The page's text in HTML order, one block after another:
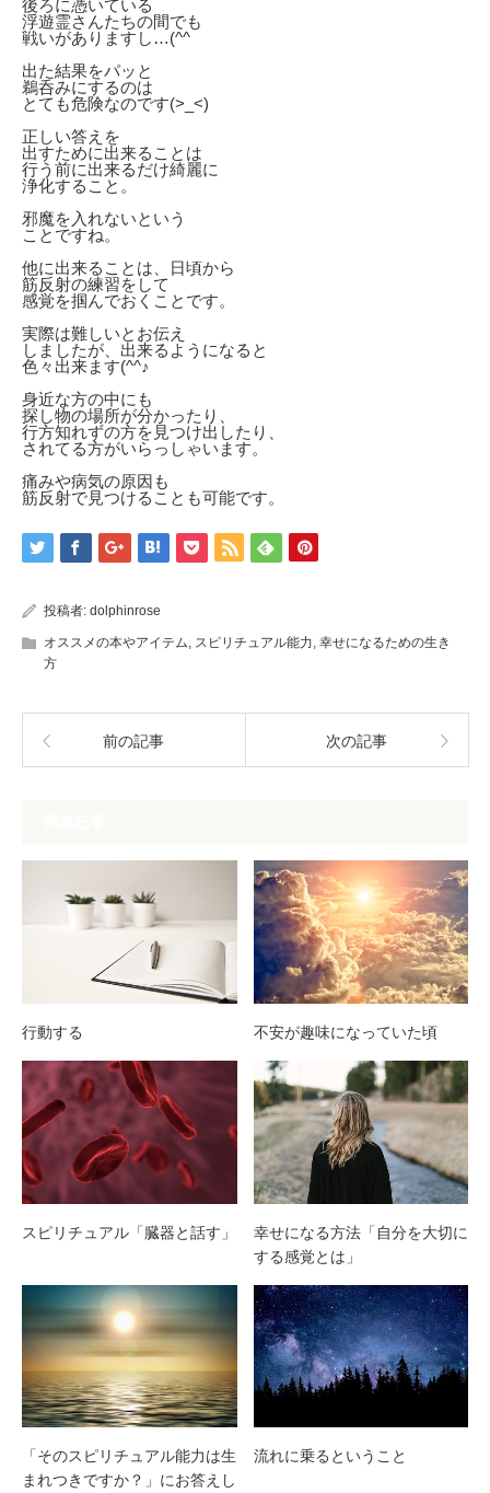
後ろに憑いている
浮遊霊さんたちの間でも
戦いがありますし…(^^ゞ
出た結果をパッと
鵜呑みにするのは
とても危険なのです(>_<)
正しい答えを
出すために出来ることは
行う前に出来るだけ綺麗に
浄化すること。
邪魔を入れないという
ことですね。
他に出来ることは、日頃から
筋反射の練習をして
感覚を掴んでおくことです。
実際は難しいとお伝え
しましたが、出来るようになると
色々出来ます(^^♪
身近な方の中にも
探し物の場所が分かったり、
行方知れずの方を見つけ出したり、
されてる方がいらっしゃいます。
痛みや病気の原因も
筋反射で見つけることも可能です。
投稿者: dolphinrose
オススメの本やアイテム スピリチュアル能力 幸せになるための生き
方
前の記事 次の記事
行動する 不安が趣味になっていた頃
スピリチュアル「臓器と話す」
幸せになる方法「自分を大切に
する感覚とは」
「そのスピリチュアル能力は生
まれつきですか？」にお答えし
流れに乗るということ